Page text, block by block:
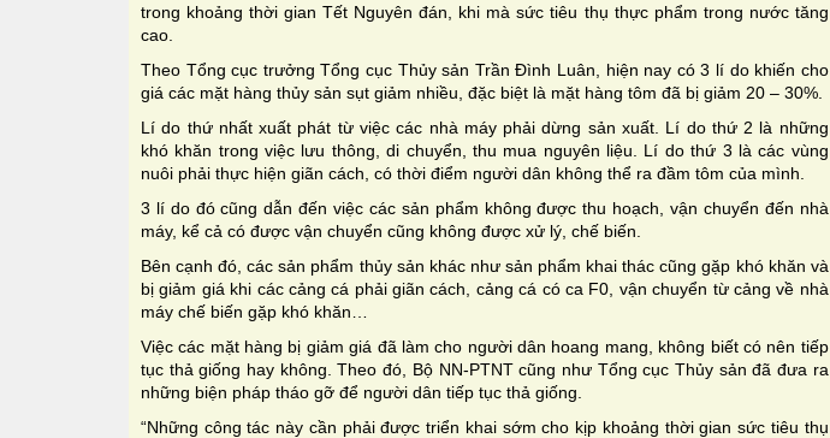
trong khoảng thời gian Tết Nguyên đán, khi mà sức tiêu thụ thực phẩm trong nước tăng
cao.
Theo Tổng cục trưởng Tổng cục Thủy sản Trần Đình Luân, hiện nay có 3 lí do khiến cho
giá các mặt hàng thủy sản sụt giảm nhiều, đặc biệt là mặt hàng tôm đã bị giảm 20 – 30%.
Lí do thứ nhất xuất phát từ việc các nhà máy phải dừng sản xuất. Lí do thứ 2 là những
khó khăn trong việc lưu thông, di chuyển, thu mua nguyên liệu. Lí do thứ 3 là các vùng
nuôi phải thực hiện giãn cách, có thời điểm người dân không thể ra đầm tôm của mình.
3 lí do đó cũng dẫn đến việc các sản phẩm không được thu hoạch, vận chuyển đến nhà
máy, kể cả có được vận chuyển cũng không được xử lý, chế biến.
Bên cạnh đó, các sản phẩm thủy sản khác như sản phẩm khai thác cũng gặp khó khăn và
bị giảm giá khi các cảng cá phải giãn cách, cảng cá có ca F0, vận chuyển từ cảng về nhà
máy chế biến gặp khó khăn…
Việc các mặt hàng bị giảm giá đã làm cho người dân hoang mang, không biết có nên tiếp
tục thả giống hay không. Theo đó, Bộ NN-PTNT cũng như Tổng cục Thủy sản đã đưa ra
những biện pháp tháo gỡ để người dân tiếp tục thả giống.
“Những công tác này cần phải được triển khai sớm cho kịp khoảng thời gian sức tiêu thụ